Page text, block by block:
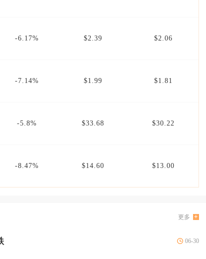
-6.17% $2.39 $2.06
-7.14% $1.99 $1.81
-5.8% $33.68 $30.22
-8.47% $14.60 $13.00
更多
06-30